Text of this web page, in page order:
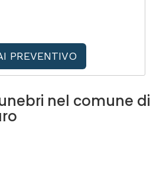
PREVENTIVO
nel comune di